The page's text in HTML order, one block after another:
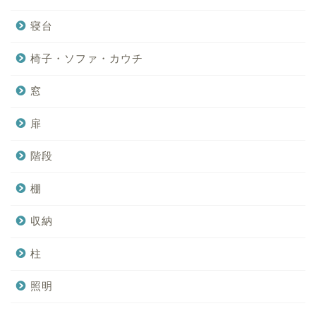
寝台
椅子・ソファ・カウチ
窓
扉
階段
棚
収納
柱
照明